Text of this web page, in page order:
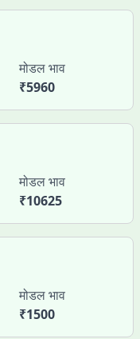
मोडल भाव
₹5960
मोडल भाव
₹10625
मोडल भाव
₹1500